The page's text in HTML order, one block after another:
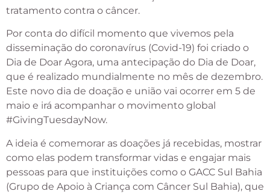
tratamento contra o câncer.
Por conta do difícil momento que vivemos pela
disseminação do coronavírus (Covid-19) foi criado o
Dia de Doar Agora, uma antecipação do Dia de Doar,
que é realizado mundialmente no mês de dezembro.
Este novo dia de doação e união vai ocorrer em 5 de
maio e irá acompanhar o movimento global
#GivingTuesdayNow.
A ideia é comemorar as doações já recebidas, mostrar
como elas podem transformar vidas e engajar mais
pessoas para que instituições como o GACC Sul Bahia
(Grupo de Apoio à Criança com Câncer Sul Bahia), que